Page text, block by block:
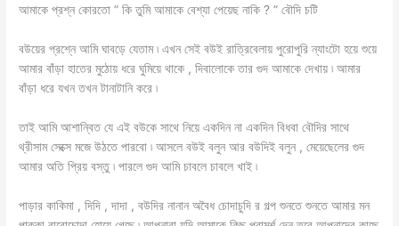
আমাকে প্রশ্ন কোরতো ” কি তুমি আমাকে বেশ্যা পেয়েছ নাকি ? ” বৌদি চটি
বউয়ের প্রশ্নে আমি ঘাবড়ে যেতাম ৷ এখন সেই বউই রাত্রিবেলায় পুরোপুরি ন্যাংটো হয়ে শুয়ে
আমার বাঁড়া হাতের মুঠোয় ধরে ঘুমিয়ে থাকে , দিবালোকে তার গুদ আমাকে দেখায় ৷ আমার
বাঁড়া ধরে যখন তখন টানাটানি করে ৷
তাই আমি আশান্বিত যে এই বউকে সাথে নিয়ে একদিন না একদিন বিধবা বৌদির সাথে
থ্রীসাম সেক্সে মজে উঠতে পারবো ৷ আসলে বউই বলুন আর বউদিই বলুন , মেয়েছেলের গুদ
আমার অতি প্রিয় বস্তু ৷ পারলে গুদ আমি চাবলে চাবলে খাই ৷
পাড়ার কাকিমা , দিদি , দাদা , বউদির নানান অবৈধ চোদাচুদি র গল্প শুনতে শুনতে আমার মন